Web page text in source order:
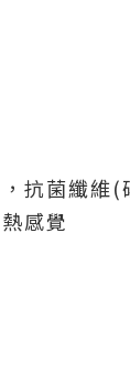
抗菌纖維(
感覺